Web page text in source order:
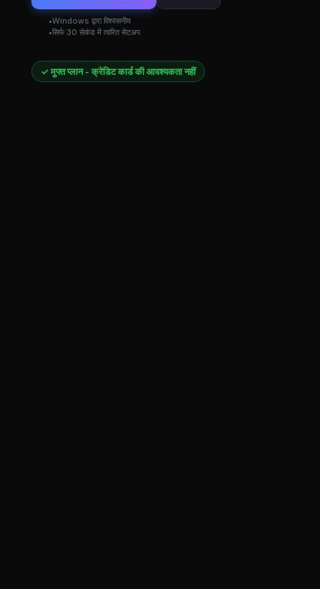
Windows द्वारा विश्वसनीय
सिर्फ 30 सेकंड में त्वरित सेटअप
✓ मुफ्त प्लान - क्रेडिट कार्ड की आवश्यकता नहीं